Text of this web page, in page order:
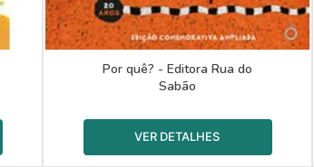
Por quê? - Editora Rua do
Sabão